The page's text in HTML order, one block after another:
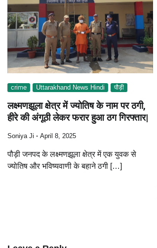
crime Uttarakhand News Hindi पौड़ी
लक्ष्मणझूला क्षेत्र में ज्योतिष के नाम पर ठगी,
हीरे की अंगूठी लेकर फरार हुआ ठग गिरफ्तार|
Soniya Ji April 8, 2025
पौड़ी जनपद के लक्ष्मणझूला क्षेत्र में एक युवक से
ज्योतिष और भविष्यवाणी के बहाने ठगी […]